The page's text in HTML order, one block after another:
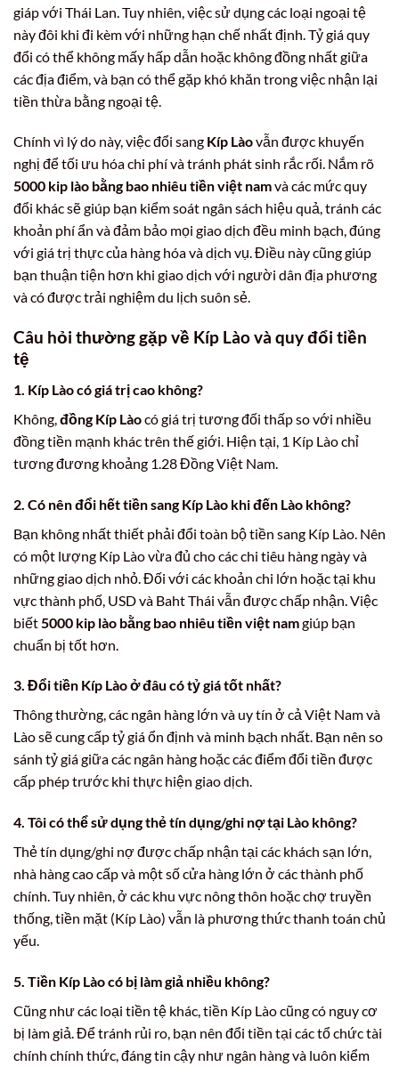
giáp với Thái Lan. Tuy nhiên, việc sử dụng các loại ngoại tệ
này đôi khi đi kèm với những hạn chế nhất định. Tỷ giá quy
đổi có thể không mấy hấp dẫn hoặc không đồng nhất giữa
các địa điểm, và bạn có thể gặp khó khăn trong việc nhận lại
tiền thừa bằng ngoại tệ.
Chính vì lý do này, việc đổi sang Kíp Làovẫn được khuyến
nghị để tối ưu hóa chi phí và tránh phát sinh rắc rối. Nắm rõ
5000 kip lào bằng bao nhiêu tiền việt namvà các mức quy
đổi khác sẽ giúp bạn kiểm soát ngân sách hiệu quả, tránh các
khoản phí ẩn và đảm bảo mọi giao dịch đều minh bạch, đúng
với giá trị thực của hàng hóa và dịch vụ. Điều này cũng giúp
bạn thuận tiện hơn khi giao dịch với người dân địa phương
và có được trải nghiệm du lịch suôn sẻ.
Câu hỏi thường gặp về Kíp Lào và quy đổi tiền
tệ
1. Kíp Lào có giá trị cao không?
Không, đồng Kíp Làocó giá trị tương đối thấp so với nhiều
đồng tiền mạnh khác trên thế giới. Hiện tại, 1 Kíp Lào chỉ
tương đương khoảng 1.28 Đồng Việt Nam.
2. Có nên đổi hết tiền sang Kíp Lào khi đến Lào không?
Bạn không nhất thiết phải đổi toàn bộ tiền sang Kíp Lào. Nên
có một lượng Kíp Lào vừa đủ cho các chi tiêu hàng ngày và
những giao dịch nhỏ. Đối với các khoản chi lớn hoặc tại khu
vực thành phố, USD và Baht Thái vẫn được chấp nhận. Việc
biết 5000 kip lào bằng bao nhiêu tiền việt namgiúp bạn
chuẩn bị tốt hơn.
3. Đổi tiền Kíp Lào ở đâu có tỷ giá tốt nhất?
Thông thường, các ngân hàng lớn và uy tín ở cả Việt Nam và
Lào sẽ cung cấp tỷ giá ổn định và minh bạch nhất. Bạn nên so
sánh tỷ giá giữa các ngân hàng hoặc các điểm đổi tiền được
cấp phép trước khi thực hiện giao dịch.
4. Tôi có thể sử dụng thẻ tín dụng/ghi nợ tại Lào không?
Thẻ tín dụng/ghi nợ được chấp nhận tại các khách sạn lớn,
nhà hàng cao cấp và một số cửa hàng lớn ở các thành phố
chính. Tuy nhiên, ở các khu vực nông thôn hoặc chợ truyền
thống, tiền mặt (Kíp Lào) vẫn là phương thức thanh toán chủ
yếu.
5. Tiền Kíp Lào có bị làm giả nhiều không?
Cũng như các loại tiền tệ khác, tiền Kíp Lào cũng có nguy cơ
bị làm giả. Để tránh rủi ro, bạn nên đổi tiền tại các tổ chức tài
chính chính thức, đáng tin cậy như ngân hàng và luôn kiểm